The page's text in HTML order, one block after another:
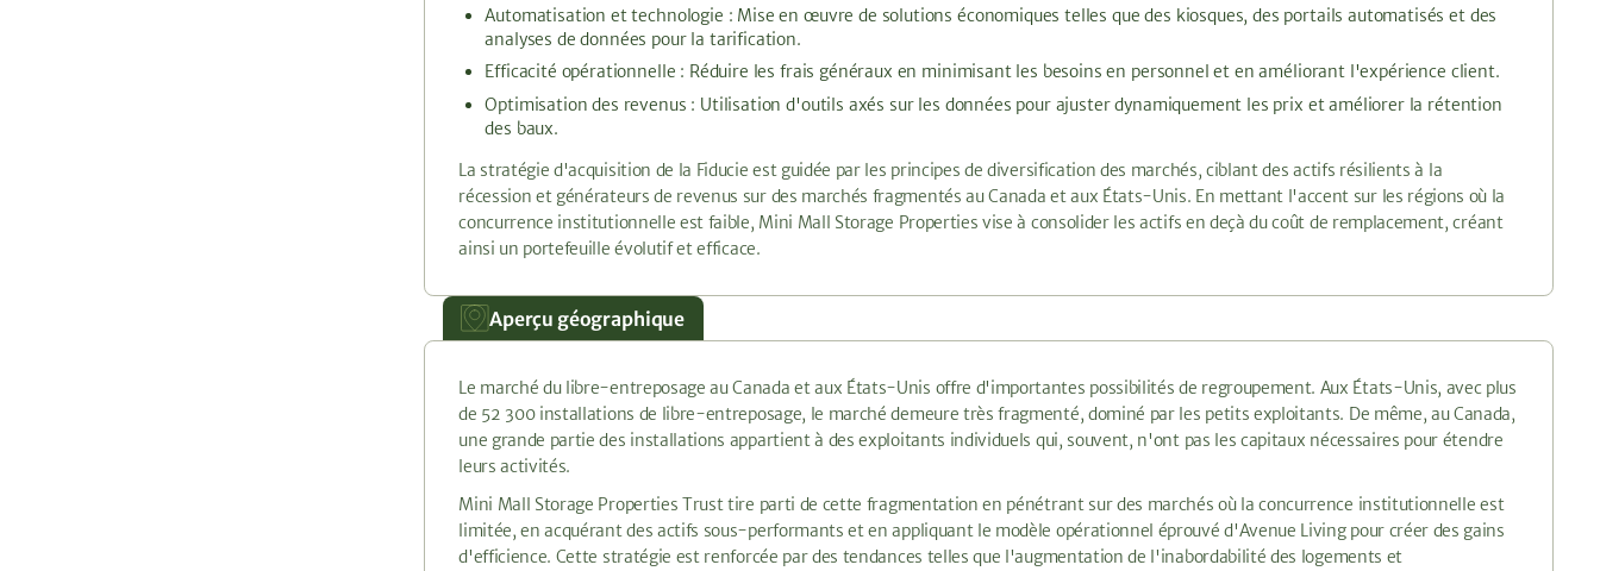
Automatisation et technologie : Mise en œuvre de solutions économiques telles que des kiosques, des portails automatisés et des
analyses de données pour la tarification.
Efficacité opérationnelle : Réduire les frais généraux en minimisant les besoins en personnel et en améliorant l'expérience client.
Optimisation des revenus : Utilisation d'outils axés sur les données pour ajuster dynamiquement les prix et améliorer la rétention
des baux.
La stratégie d'acquisition de la Fiducie est guidée par les principes de diversification des marchés, ciblant des actifs résilients à la
récession et générateurs de revenus sur des marchés fragmentés au Canada et aux États-Unis. En mettant l'accent sur les régions où la
concurrence institutionnelle est faible, Mini Mall Storage Properties vise à consolider les actifs en deçà du coût de remplacement, créant
ainsi un portefeuille évolutif et efficace.
Aperçu géographique
Le marché du libre-entreposage au Canada et aux États-Unis offre d'importantes possibilités de regroupement. Aux États-Unis, avec plus
de 52 300 installations de libre-entreposage, le marché demeure très fragmenté, dominé par les petits exploitants. De même, au Canada,
une grande partie des installations appartient à des exploitants individuels qui, souvent, n'ont pas les capitaux nécessaires pour étendre
leurs activités.
Mini Mall Storage Properties Trust tire parti de cette fragmentation en pénétrant sur des marchés où la concurrence institutionnelle est
limitée, en acquérant des actifs sous-performants et en appliquant le modèle opérationnel éprouvé d'Avenue Living pour créer des gains
d'efficience. Cette stratégie est renforcée par des tendances telles que l'augmentation de l'inabordabilité des logements et